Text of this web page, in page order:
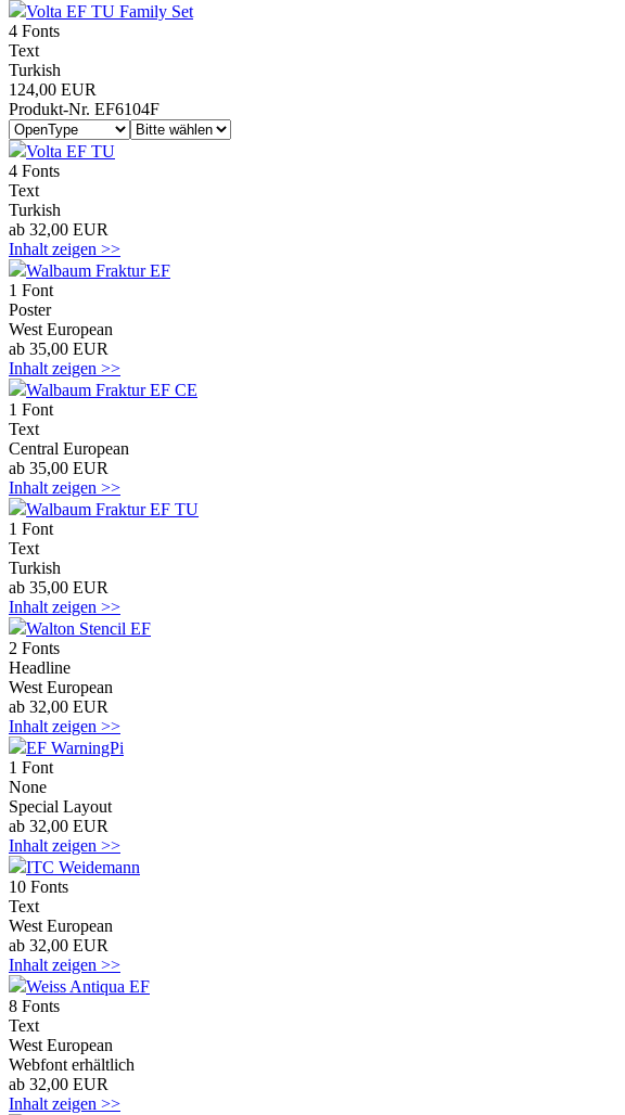
Volta EF TU Family Set
4 Fonts
Text
Turkish
124,00 EUR
Produkt-Nr. EF6104F
Volta EF TU
4 Fonts
Text
Turkish
ab 32,00 EUR
Inhalt zeigen >>
Walbaum Fraktur EF
1 Font
Poster
West European
ab 35,00 EUR
Inhalt zeigen >>
Walbaum Fraktur EF CE
1 Font
Text
Central European
ab 35,00 EUR
Inhalt zeigen >>
Walbaum Fraktur EF TU
1 Font
Text
Turkish
ab 35,00 EUR
Inhalt zeigen >>
Walton Stencil EF
2 Fonts
Headline
West European
ab 32,00 EUR
Inhalt zeigen >>
EF WarningPi
1 Font
None
Special Layout
ab 32,00 EUR
Inhalt zeigen >>
ITC Weidemann
10 Fonts
Text
West European
ab 32,00 EUR
Inhalt zeigen >>
Weiss Antiqua EF
8 Fonts
Text
West European
Webfont erhältlich
ab 32,00 EUR
Inhalt zeigen >>